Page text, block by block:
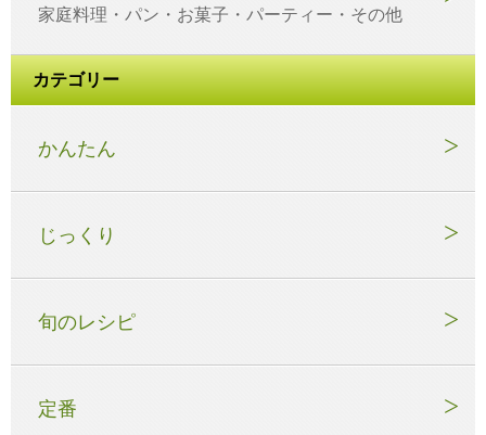
家庭料理・パン・お菓子・パーティー・その他
カテゴリー
かんたん
じっくり
旬のレシピ
定番